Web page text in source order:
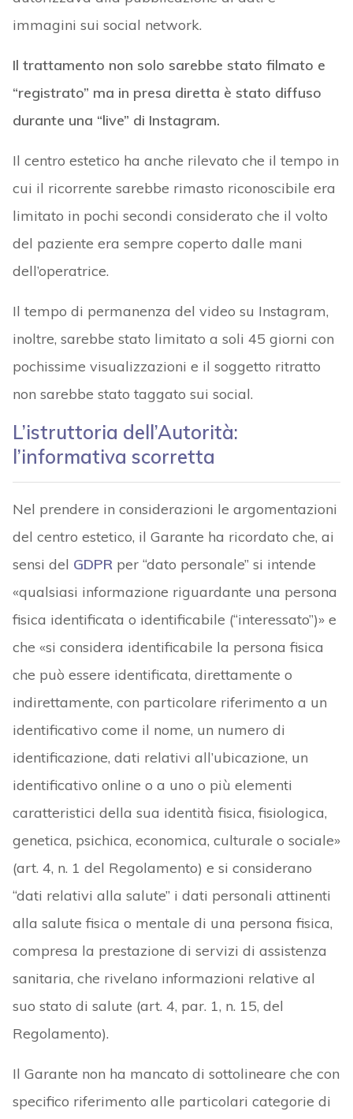
immagini sui social network.
Il trattamento non solo sarebbe stato filmato e
“registrato” ma in presa diretta è stato diffuso
durante una “live” di Instagram.
Il centro estetico ha anche rilevato che il tempo in
cui il ricorrente sarebbe rimasto riconoscibile era
limitato in pochi secondi considerato che il volto
del paziente era sempre coperto dalle mani
dell’operatrice.
Il tempo di permanenza del video su Instagram,
inoltre, sarebbe stato limitato a soli 45 giorni con
pochissime visualizzazioni e il soggetto ritratto
non sarebbe stato taggato sui social.
L’istruttoria dell’Autorità:
l’informativa scorretta
Nel prendere in considerazioni le argomentazioni
del centro estetico, il Garante ha ricordato che, ai
sensi del GDPRper “dato personale” si intende
«qualsiasi informazione riguardante una persona
fisica identificata o identificabile (“interessato”)» e
che «si considera identificabile la persona fisica
che può essere identificata, direttamente o
indirettamente, con particolare riferimento a un
identificativo come il nome, un numero di
identificazione, dati relativi all’ubicazione, un
identificativo online o a uno o più elementi
caratteristici della sua identità fisica, fisiologica,
genetica, psichica, economica, culturale o sociale»
(art. 4, n. 1 del Regolamento) e si considerano
“dati relativi alla salute” i dati personali attinenti
alla salute fisica o mentale di una persona fisica,
compresa la prestazione di servizi di assistenza
sanitaria, che rivelano informazioni relative al
suo stato di salute (art. 4, par. 1, n. 15, del
Regolamento).
Il Garante non ha mancato di sottolineare che con
specifico riferimento alle particolari categorie di